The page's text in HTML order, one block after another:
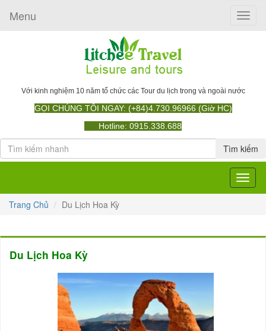
Toggle
Menu
Với kinh nghiệm 10 năm tổ chức các Tour du lịch trong và ngoài nước
GỌI CHÚNG TÔI NGAY: (+84)4.730.96966 (Giờ HC)
Hotline: 0915.338.688
Tìm kiếm
Toggle
Trang Chủ Du Lịch Hoa Kỳ
Du Lịch Hoa Kỳ